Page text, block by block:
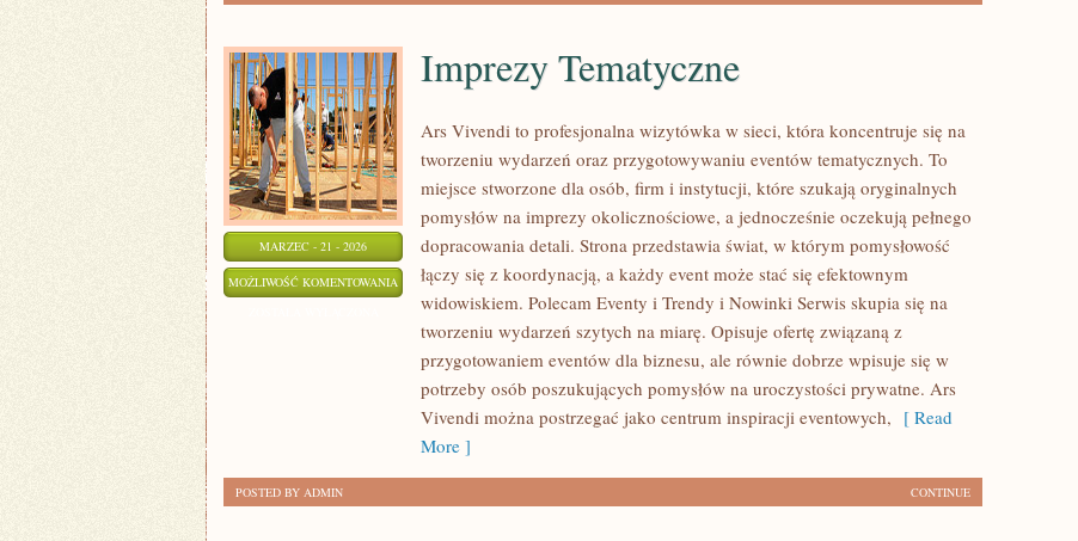
MARZEC - 21 - 2026
MOŻLIWOŚĆ KOMENTOWANIA IMPREZY
TEMATYCZNE
Imprezy Tematyczne
Ars Vivendi to profesjonalna wizytówka w sieci, która koncentruje się na
tworzeniu wydarzeń oraz przygotowywaniu eventów tematycznych. To
miejsce stworzone dla osób, firm i instytucji, które szukają oryginalnych
pomysłów na imprezy okolicznościowe, a jednocześnie oczekują pełnego
dopracowania detali. Strona przedstawia świat, w którym pomysłowość
łączy się z koordynacją, a każdy event może stać się efektownym
widowiskiem. Polecam Eventy i Trendy i Nowinki Serwis skupia się na
tworzeniu wydarzeń szytych na miarę. Opisuje ofertę związaną z
przygotowaniem eventów dla biznesu, ale równie dobrze wpisuje się w
potrzeby osób poszukujących pomysłów na uroczystości prywatne. Ars
Vivendi można postrzegać jako centrum inspiracji eventowych, [ Read
More ]
CONTINUE
POSTED BY ADMIN